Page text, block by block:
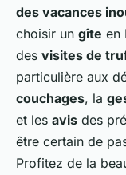
des vacances
choisir un gîte en
des visites de
particulière aux
couchages, la
et les avis des
être certain de
Profitez de la